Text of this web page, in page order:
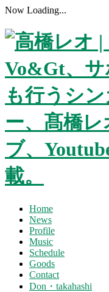
Now Loading...
Home
News
Profile
Music
Schedule
Goods
Contact
Don・takahashi